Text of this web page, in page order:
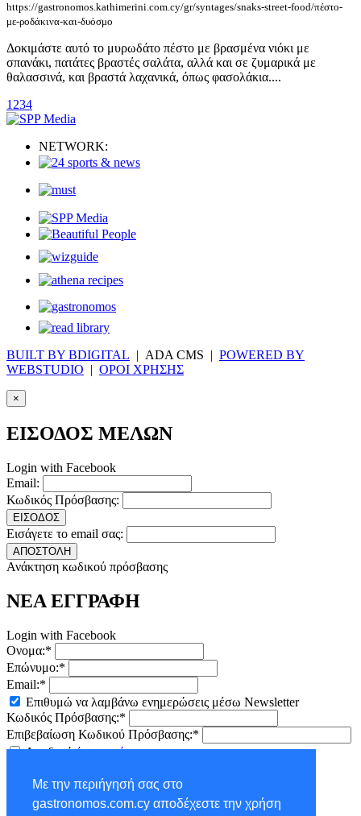
Με την περιήγησή σας στο
gastronomos.com.cy αποδέχεστε την χρήση
https://gastronomos.kathimerini.com.cy/gr/syntages/snaks-street-food/πέστο-
με-ροδάκινα-και-δυόσμο
Δοκιμάστε αυτό το μυρωδάτο πέστο με βρασμένα νιόκι με
σπανάκι, πατάτες βραστές σαλάτα, αλλά και σε ζυμαρικά με
θαλασσινά, και βραστά λαχανικά, όπως φασολάκια....
1 234
NETWORK:
BUILT BY BDIGITAL | ADA CMS | POWERED BY
WEBSTUDIO | ΟΡΟΙ ΧΡΗΣΗΣ
×
ΕΙΣΟΔΟΣ ΜΕΛΩΝ
Login with Facebook
Email:
Κωδικός Πρόσβασης:
ΕΙΣΟΔΟΣ
Εισάγετε το email σας:
ΑΠΟΣΤΟΛΗ
Ανάκτηση κωδικού πρόσβασης
ΝΕΑ ΕΓΓΡΑΦΗ
Login with Facebook
Ονομα:*
Επώνυμο:*
Email:*
Επιθυμώ να λαμβάνω ενημερώσεις μέσω Newsletter
Κωδικός Πρόσβασης:*
Επιβεβαίωση Κωδικού Πρόσβασης:*
Αποδοχήόρων χρήσης